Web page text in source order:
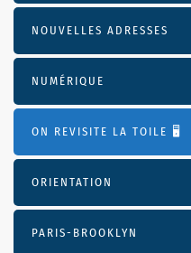
NOUVELLES ADRESSES
NUMÉRIQUE
ON REVISITE LA TOILE 🖥️
ORIENTATION
PARIS-BROOKLYN